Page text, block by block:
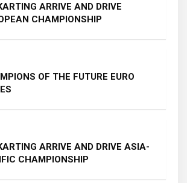
ARRIVE AND DRIVE
CHAMPIONSHIP
OF THE FUTURE EURO
ARRIVE AND DRIVE ASIA-
CHAMPIONSHIP